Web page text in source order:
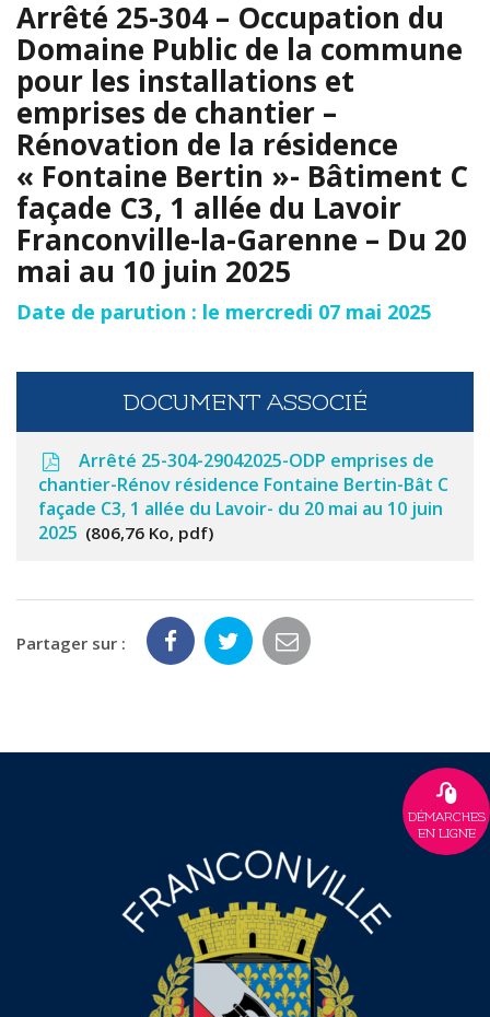
Arrêté 25-304 – Occupation du
Domaine Public de la commune
pour les installations et
emprises de chantier –
Rénovation de la résidence
« Fontaine Bertin »- Bâtiment C
façade C3, 1 allée du Lavoir
Franconville-la-Garenne – Du 20
mai au 10 juin 2025
Date de parution : le mercredi 07 mai 2025
DOCUMENT ASSOCIÉ
Arrêté 25-304-29042025-ODP emprises de
chantier-Rénov résidence Fontaine Bertin-Bât C
façade C3, 1 allée du Lavoir- du 20 mai au 10 juin
2025
806,76 Ko, pdf
Partager sur :
DÉMARCHES
EN LIGNE